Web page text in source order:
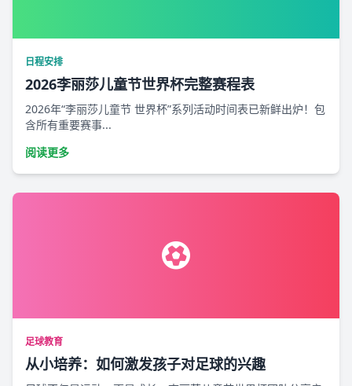
日程安排
2026李丽莎儿童节世界杯完整赛程表
2026年“李丽莎儿童节 世界杯”系列活动时间表已新鲜出炉！包
含所有重要赛事...
阅读更多
足球教育
从小培养：如何激发孩子对足球的兴趣